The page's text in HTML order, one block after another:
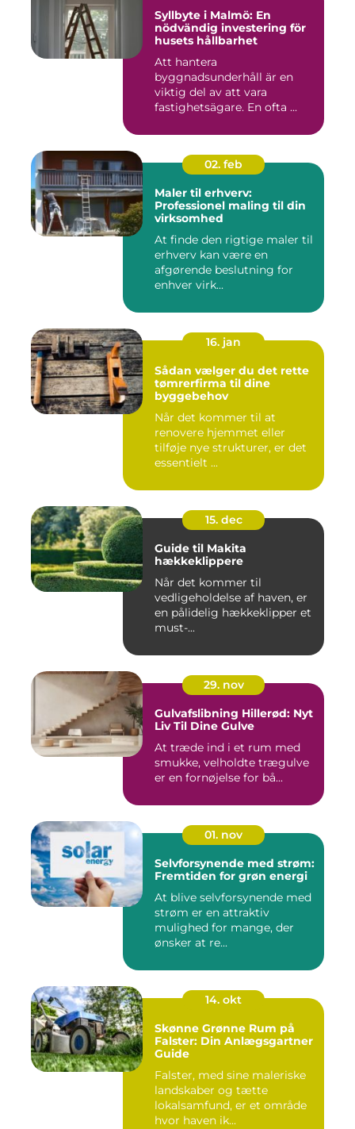
Syllbyte i Malmö: En
nödvändig investering för
husets hållbarhet
Att hantera
byggnadsunderhåll är en
viktig del av att vara
fastighetsägare. En ofta ...
02. feb
Maler til erhverv:
Professionel maling til din
virksomhed
At finde den rigtige maler til
erhverv kan være en
afgørende beslutning for
enhver virk...
16. jan
Sådan vælger du det rette
tømrerfirma til dine
byggebehov
Når det kommer til at
renovere hjemmet eller
tilføje nye strukturer, er det
essentielt ...
15. dec
Guide til Makita
hækkeklippere
Når det kommer til
vedligeholdelse af haven, er
en pålidelig hækkeklipper et
must-...
29. nov
Gulvafslibning Hillerød: Nyt
Liv Til Dine Gulve
At træde ind i et rum med
smukke, velholdte trægulve
er en fornøjelse for bå...
01. nov
Selvforsynende med strøm:
Fremtiden for grøn energi
At blive selvforsynende med
strøm er en attraktiv
mulighed for mange, der
ønsker at re...
14. okt
Skønne Grønne Rum på
Falster: Din Anlægsgartner
Guide
Falster, med sine maleriske
landskaber og tætte
lokalsamfund, er et område
hvor haven ik...